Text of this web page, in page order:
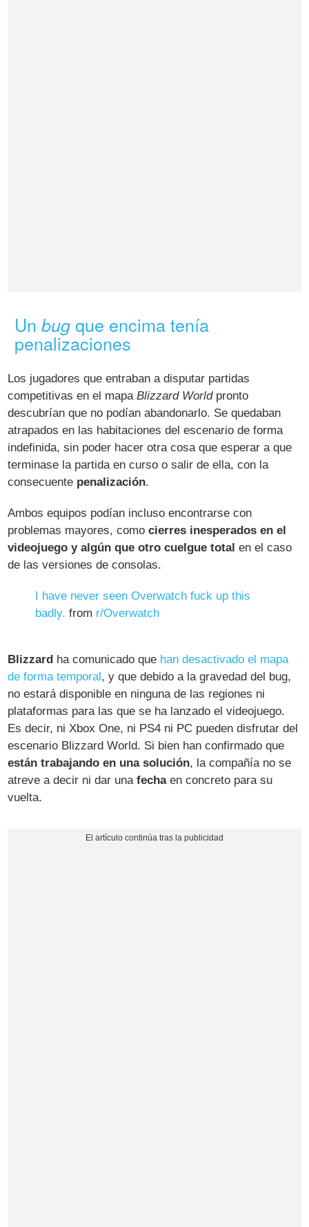
Unbug que encima tenía
penalizaciones
Los jugadores que entraban a disputar partidas
competitivas en el mapaBlizzard Worldpronto
descubrían que no podían abandonarlo. Se quedaban
atrapados en las habitaciones del escenario de forma
indefinida, sin poder hacer otra cosa que esperar a que
terminase la partida en curso o salir de ella, con la
consecuente penalización.
Ambos equipos podían incluso encontrarse con
problemas mayores, comocierres inesperados en el
videojuego y algún que otro cuelgue total en el caso
de las versiones de consolas.
I have never seen Overwatch fuck up this
badly. from r/Overwatch
Blizzard ha comunicado que han desactivado el mapa
de forma temporal, y que debido a la gravedad del bug,
no estará disponible en ninguna de las regiones ni
plataformas para las que se ha lanzado el videojuego.
Es decir, ni Xbox One, ni PS4 ni PC pueden disfrutar del
escenario Blizzard World. Si bien han confirmado que
están trabajando en una solución, la compañía no se
atreve a decir ni dar unafechaen concreto para su
vuelta.